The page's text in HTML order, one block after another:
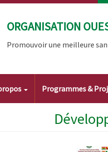
ORGANISATION
Promouvoir une meilleure
Programmes &
Image